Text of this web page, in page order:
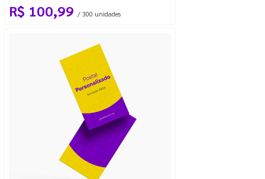
R$ 100,99 / 300 unidades